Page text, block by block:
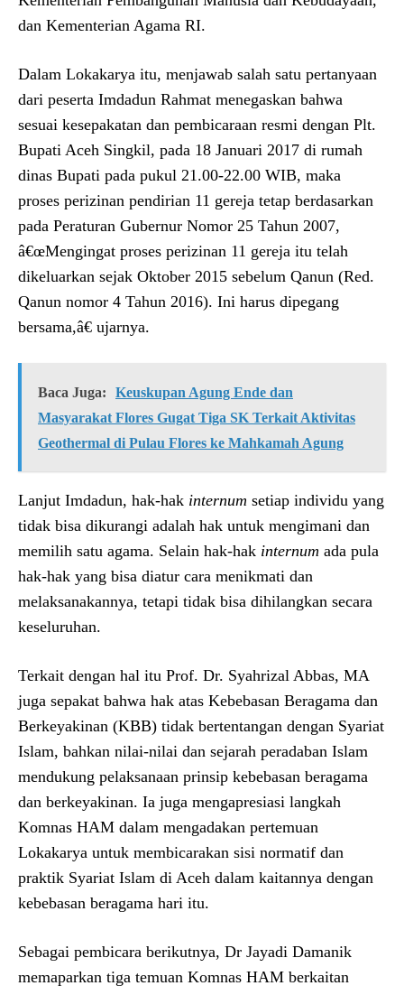
dan Kementerian Agama RI.
Dalam Lokakarya itu, menjawab salah satu pertanyaan
dari peserta Imdadun Rahmat menegaskan bahwa
sesuai kesepakatan dan pembicaraan resmi dengan Plt.
Bupati Aceh Singkil, pada 18 Januari 2017 di rumah
dinas Bupati pada pukul 21.00-22.00 WIB, maka
proses perizinan pendirian 11 gereja tetap berdasarkan
pada Peraturan Gubernur Nomor 25 Tahun 2007,
â€œMengingat proses perizinan 11 gereja itu telah
dikeluarkan sejak Oktober 2015 sebelum Qanun (Red.
Qanun nomor 4 Tahun 2016). Ini harus dipegang
bersama,â€ ujarnya.
Baca Juga:
Keuskupan Agung Ende dan
Masyarakat Flores Gugat Tiga SK Terkait Aktivitas
Geothermal di Pulau Flores ke Mahkamah Agung
Lanjut Imdadun, hak-hak internum setiap individu yang
tidak bisa dikurangi adalah hak untuk mengimani dan
memilih satu agama. Selain hak-hak internum ada pula
hak-hak yang bisa diatur cara menikmati dan
melaksanakannya, tetapi tidak bisa dihilangkan secara
keseluruhan.
Terkait dengan hal itu Prof. Dr. Syahrizal Abbas, MA
juga sepakat bahwa hak atas Kebebasan Beragama dan
Berkeyakinan (KBB) tidak bertentangan dengan Syariat
Islam, bahkan nilai-nilai dan sejarah peradaban Islam
mendukung pelaksanaan prinsip kebebasan beragama
dan berkeyakinan. Ia juga mengapresiasi langkah
Komnas HAM dalam mengadakan pertemuan
Lokakarya untuk membicarakan sisi normatif dan
praktik Syariat Islam di Aceh dalam kaitannya dengan
kebebasan beragama hari itu.
Sebagai pembicara berikutnya, Dr Jayadi Damanik
memaparkan tiga temuan Komnas HAM berkaitan